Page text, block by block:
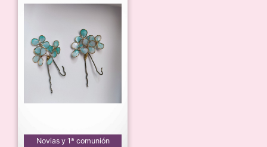
Novias y 1ª comunión